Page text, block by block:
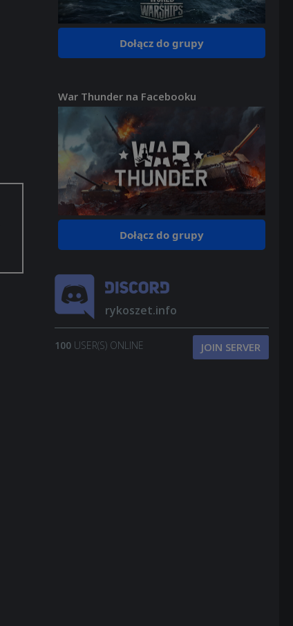
Dołącz do grupy
War Thunder na Facebooku
Dołącz do grupy
rykoszet.info
100 USER(S) ONLINE JOIN SERVER